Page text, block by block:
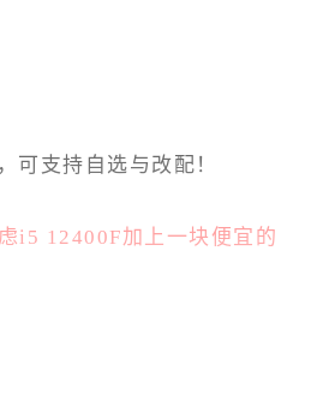
可支持自选与改配！
i5 12400F加上一块便宜的